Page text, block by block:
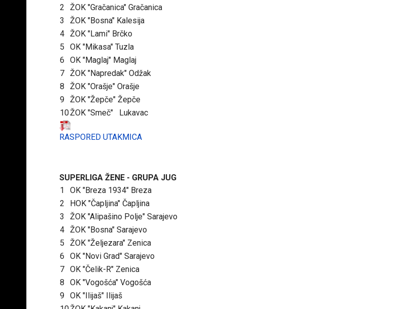
2
ŽOK "Gračanica" Gračanica
3
ŽOK "Bosna" Kalesija
4 ŽOK "Lami" Brčko
5
OK "Mikasa" Tuzla
6
OK "Maglaj" Maglaj
7 ŽOK "Napredak" Odžak
8
ŽOK "Orašje" Orašje
9
ŽOK "Žepče" Žepče
10ŽOK "Smeč" Lukavac
RASPORED UTAKMICA
SUPERLIGA ŽENE - GRUPA JUG
1
OK "Breza 1934" Breza
2
HOK "Čapljina" Čapljina
3
ŽOK "Alipašino Polje" Sarajevo
4 ŽOK "Bosna" Sarajevo
5
ŽOK "Željezara" Zenica
6
OK "Novi Grad" Sarajevo
7 OK "Čelik-R" Zenica
8
OK "Vogošća" Vogošća
9
OK "Ilijaš" Ilijaš